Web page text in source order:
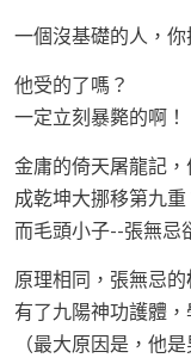
一個沒基礎的人，
他受的了嗎？
一定立刻暴斃的啊！
金庸的倚天屠龍記
成乾坤大挪移第九重
而毛頭小子--張無忌
原理相同，張無忌的
有了九陽神功護體
（最大原因是，他